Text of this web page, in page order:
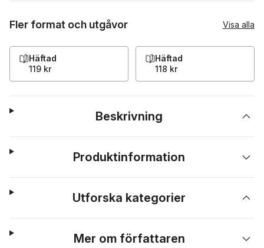
Fler format och utgåvor Visa alla
Häftad
119 kr
Häftad
118 kr
Beskrivning
Produktinformation
Utforska kategorier
Mer om författaren